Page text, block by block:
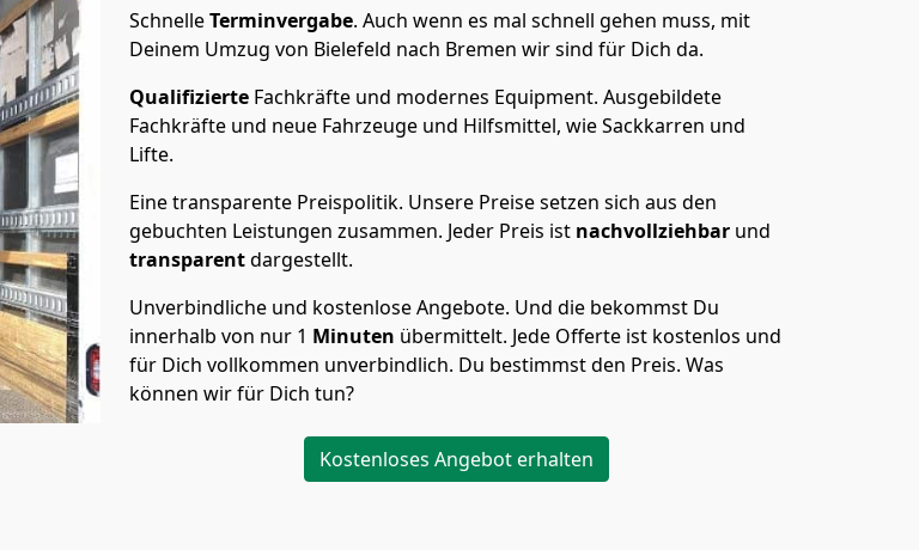
SchnelleTerminvergabe. Auch wenn es mal schnell gehen muss, mit
Deinem Umzug von Bielefeld nach Bremen wir sind für Dich da.
Qualifizierte Fachkräfte und modernes Equipment. Ausgebildete
Fachkräfte und neue Fahrzeuge und Hilfsmittel, wie Sackkarren und
Lifte.
Eine transparente Preispolitik. Unsere Preise setzen sich aus den
gebuchten Leistungen zusammen. Jeder Preis ist nachvollziehbar und
transparentdargestellt.
Unverbindliche und kostenlose Angebote. Und die bekommst Du
innerhalb von nur 1 Minuten übermittelt. Jede Offerte ist kostenlos und
für Dich vollkommen unverbindlich. Du bestimmst den Preis. Was
können wir für Dich tun?
Kostenloses Angebot erhalten